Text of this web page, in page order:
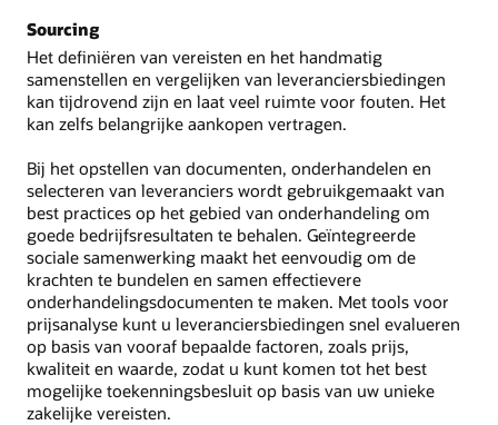
Sourcing
Het definiëren van vereisten en het handmatig
samenstellen en vergelijken van leveranciersbiedingen
kan tijdrovend zijn en laat veel ruimte voor fouten. Het
kan zelfs belangrijke aankopen vertragen.
Bij het opstellen van documenten, onderhandelen en
selecteren van leveranciers wordt gebruikgemaakt van
best practices op het gebied van onderhandeling om
goede bedrijfsresultaten te behalen. Geïntegreerde
sociale samenwerking maakt het eenvoudig om de
krachten te bundelen en samen effectievere
onderhandelingsdocumenten te maken. Met tools voor
prijsanalyse kunt u leveranciersbiedingen snel evalueren
op basis van vooraf bepaalde factoren, zoals prijs,
kwaliteit en waarde, zodat u kunt komen tot het best
mogelijke toekenningsbesluit op basis van uw unieke
zakelijke vereisten.